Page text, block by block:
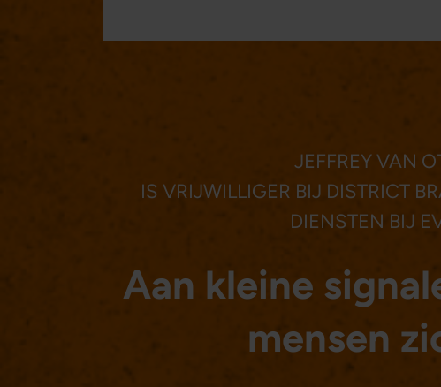
JEFFREY VAN
IS VRIJWILLIGER BIJ DISTRICT
DIENSTEN BIJ
Aan kleine
mensen